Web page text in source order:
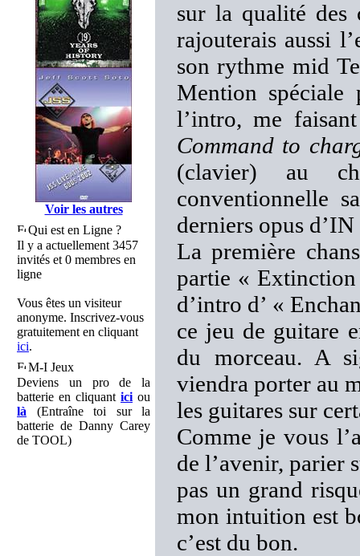
Voir les autres
Qui est en Ligne ?
Il y a actuellement 3457
invités et 0 membres en
ligne
Vous êtes un visiteur
anonyme. Inscrivez-vous
gratuitement en cliquant
ici.
M-I Jeux
Deviens un pro de la
batterie en cliquant ici ou
là (Entraîne toi sur la
batterie de Danny Carey
de TOOL)
sur la qualité des
rajouterais aussi
son rythme mid
Mention
l’intro, me
Command to
(clavier) au
conventionnelle
derniers opus
La première
partie «
d’intro d’ «
ce jeu de guitare
du morceau. A
viendra porter au
les guitares sur
Comme je vous
de l’avenir, parier
pas un grand
mon intuition est
c’est du bon.